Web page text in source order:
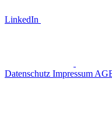
LinkedIn
Datenschutz Impressum